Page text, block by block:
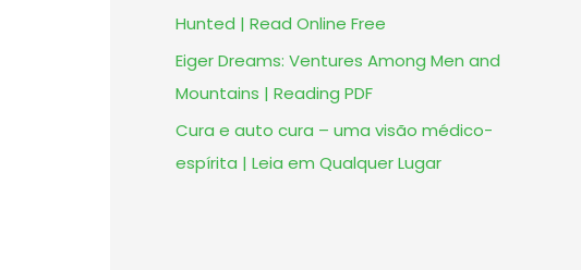
Hunted | Read Online Free
Eiger Dreams: Ventures Among Men and
Mountains | Reading PDF
Cura e auto cura – uma visão médico-
espírita | Leia em Qualquer Lugar